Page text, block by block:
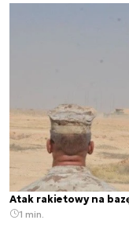
Atak rakietowy na
1 min.